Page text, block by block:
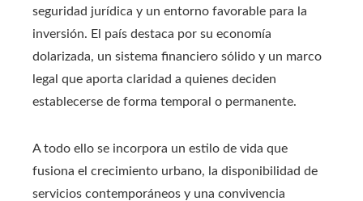
seguridad jurídica y un entorno favorable para la
inversión. El país destaca por su economía
dolarizada, un sistema financiero sólido y un marco
legal que aporta claridad a quienes deciden
establecerse de forma temporal o permanente.
A todo ello se incorpora un estilo de vida que
fusiona el crecimiento urbano, la disponibilidad de
servicios contemporáneos y una convivencia